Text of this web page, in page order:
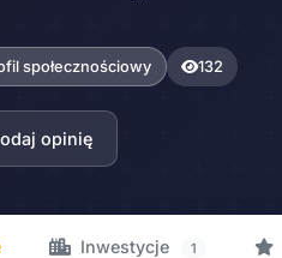
społecznościowy 132
opinię
Inwestycje 1